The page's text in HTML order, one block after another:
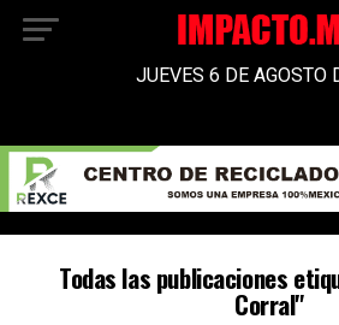
JUEVES 6 DE AGOSTO
Todas las publicaciones
Corral"